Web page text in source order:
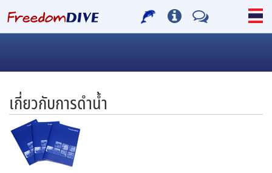
เกี่ยวกับการดำน้ำ